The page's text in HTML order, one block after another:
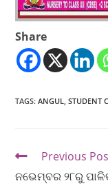
Share
TAGS:ANGUL STUDENT
Previous
ନଭେମ୍ବର ୨୮ରୁ